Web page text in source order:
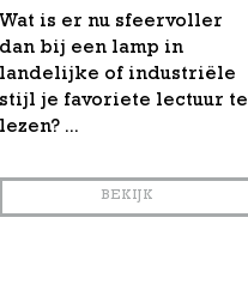
Wat is er nu sfeervoller
dan bij een lamp in
landelijke of industriële
stijl je favoriete lectuur te
lezen? ...
BEKIJK